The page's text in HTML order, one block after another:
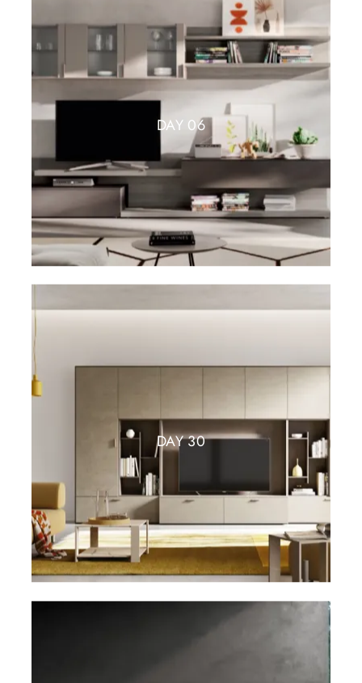
DAY 06
DAY 30